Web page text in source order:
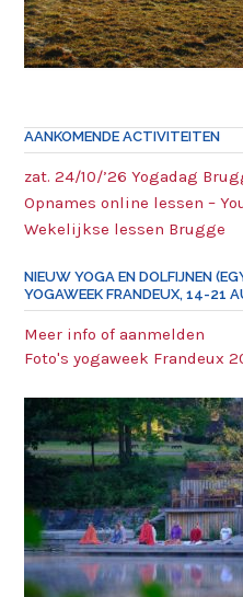
AANKOMENDE ACTIVITEITEN
zat. 24/10/’26 Yogadag
Opnames online lessen –
Wekelijkse lessen Brugge
NIEUW YOGA EN DOLFIJNEN
YOGAWEEK FRANDEUX, 14-21
Meer info of aanmelden
Foto's yogaweek Frandeux